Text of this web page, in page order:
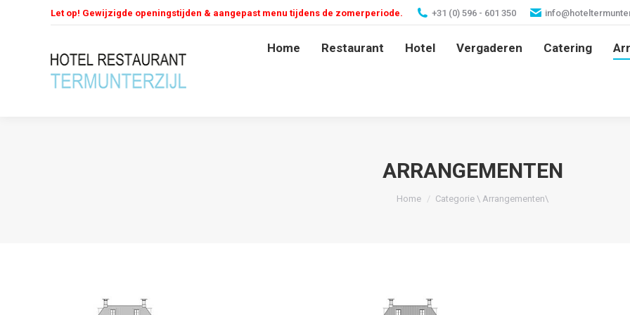
Let op! Gewijzigde openingstijden & aangepast menu tijdens de zomerperiode. +31 (0) 596 - 601 350
Home Restaurant Hotel Vergaderen Catering
ARRANGEMENTEN
Je bent hier:
Home Categorie \ Arrangementen\